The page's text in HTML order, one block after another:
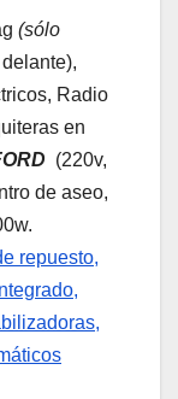
(sólo
Radio
en
(220v,
de aseo,
repuesto,